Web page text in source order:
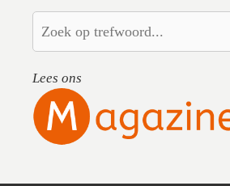
Lees ons